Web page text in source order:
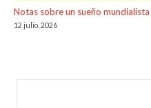
Notas sobre un sueño mundialista
12 julio, 2026